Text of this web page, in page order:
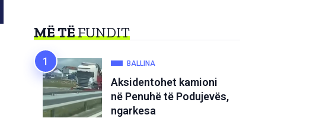
MË TËFUNDIT
BALLINA
Aksidentohet kamioni
në Penuhë të Podujevës,
ngarkesa